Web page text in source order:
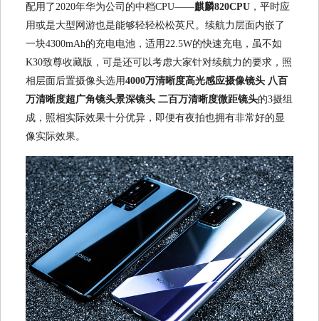
配用了2020年华为公司的中档CPU——麒麟820CPU ，平时应
用或是大型网游也是能够轻轻松松英尺。续航力层面内嵌了
一块4300mAh的充电电池，适用22.5W的快速充电，虽不如
K30致尊收藏版，可是还可以考虑大家针对续航力的要求，照
相层面后置摄像头选用4000万清晰度高光感应摄像镜头 八百
万清晰度超广角镜头景深镜头 二百万清晰度微距镜头的3摄组
成，照相实际效果十分优异，即便有夜拍也拥有非常好的显
像实际效果。